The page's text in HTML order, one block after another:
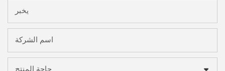
يخبر
اسم الشركة
حاجة المنتج